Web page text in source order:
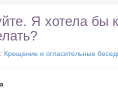
Я хотела бы
Крещение и огласительные